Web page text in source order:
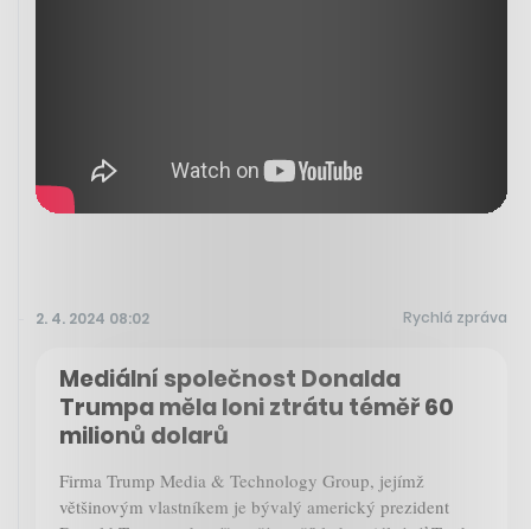
2. 4. 2024 08:02 Rychlá zpráva
Mediální společnost Donalda
Trumpa měla loni ztrátu téměř 60
milionů dolarů
Firma Trump Media & Technology Group, jejímž
většinovým vlastníkem je bývalý americký prezident